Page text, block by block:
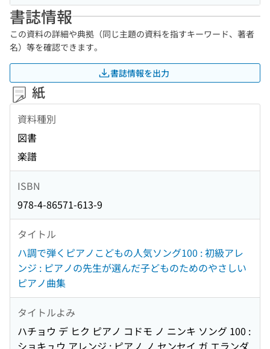
書誌情報
この資料の詳細や典拠（同じ主題の資料を指すキーワード、著者
名）等を確認できます。
書誌情報を出力
紙
資料種別
図書
楽譜
ISBN
978-4-86571-613-9
タイトル
ハ調で弾くピアノこどもの人気ソング100 : 初級アレ
ンジ : ピアノの先生が選んだ子どものためのやさしい
ピアノ曲集
タイトルよみ
ハチョウ デ ヒク ピアノ コドモ ノ ニンキ ソング 100 :
ショキュウ アレンジ : ピアノ ノ センセイ ガ エランダ